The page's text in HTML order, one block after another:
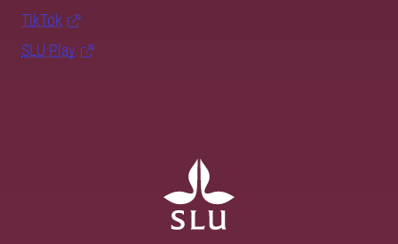
TikTok
SLU Play